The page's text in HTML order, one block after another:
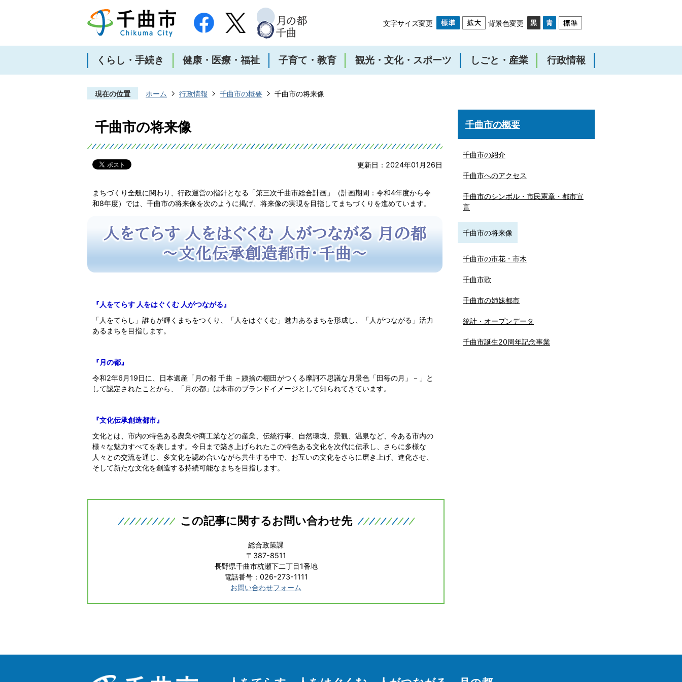
文字サイズ変更 背景色変更
くらし・手続き 健康・医療・福祉 子育て・教育 観光・文化・スポーツ しごと・産業 行政情報
現在の位置 ホーム 行政情報 千曲市の概要 千曲市の将来像
千曲市の将来像
更新日：2024年01月26日
まちづくり全般に関わり、行政運営の指針となる「第三次千曲市総合計画」（計画期間：令和4年度から令
和8年度）では、千曲市の将来像を次のように掲げ、将来像の実現を目指してまちづくりを進めています。
『人をてらす 人をはぐくむ 人がつながる』
「人をてらし」誰もが輝くまちをつくり、「人をはぐくむ」魅力あるまちを形成し、「人がつながる」活力
あるまちを目指します。
『月の都』
令和2年6月19日に、日本遺産「月の都 千曲 －姨捨の棚田がつくる摩訶不思議な月景色「田毎の月」－」と
して認定されたことから、「月の都」は本市のブランドイメージとして知られてきています。
『文化伝承創造都市』
文化とは、市内の特色ある農業や商工業などの産業、伝統行事、自然環境、景観、温泉など、今ある市内の
様々な魅力すべてを表します。今日まで築き上げられたこの特色ある文化を次代に伝承し、さらに多様な
人々との交流を通じ、多文化を認め合いながら共生する中で、お互いの文化をさらに磨き上げ、進化させ、
そして新たな文化を創造する持続可能なまちを目指します。
この記事に関するお問い合わせ先
総合政策課
〒387-8511
長野県千曲市杭瀬下二丁目1番地
電話番号：026-273-1111
お問い合わせフォーム
千曲市の概要
千曲市の紹介
千曲市へのアクセス
千曲市のシンボル・市民憲章・都市宣
言
千曲市の将来像
千曲市の市花・市木
千曲市歌
千曲市の姉妹都市
統計・オープンデータ
千曲市誕生20周年記念事業
千